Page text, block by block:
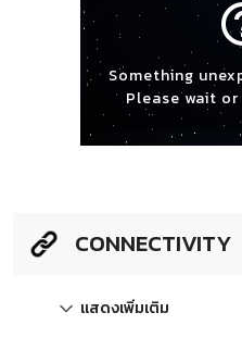
Something
Please wait
CONNECTIVITY
แสดงเพิ่มเติม